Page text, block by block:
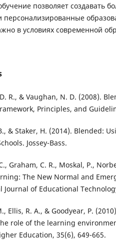
позволяет создавать
персонализированные
в условиях современной
R., & Vaughan, N. D. (2008).
Principles, and
& Staker, H. (2014). Blended:
Jossey-Bass.
Graham, C. R., Moskal, P.,
The New Normal and
of Educational
Ellis, R. A., & Goodyear, P.
role of the learning
Education, 35(6), 649-665.